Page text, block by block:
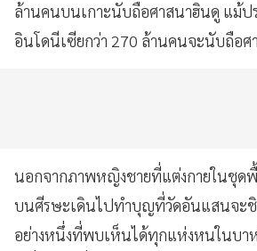
ล้านคนบนเกาะนับถือศาสนาฮินดู แม้ป
อินโดนีเซียกว่า 270 ล้านคนจะนับถือศ
นอกจากภาพหญิงชายที่แต่งกายในชุดพื้
บนศีรษะเดินไปทำบุญที่วัดอันแสนจะชิ
อย่างหนึ่งที่พบเห็นได้ทุกแห่งหนในบา